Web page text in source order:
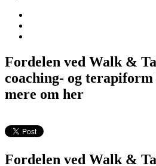
Fordelen ved Walk &
coaching- og
mere om her
Fordelen ved Walk &